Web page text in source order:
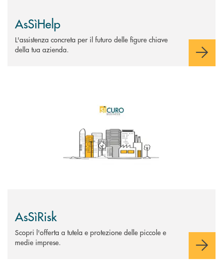
AsSìHelp
L'assistenza concreta per il futuro delle figure chiave
della tua azienda.
AsSìRisk
Scopri l'offerta a tutela e protezione delle piccole e
medie imprese.